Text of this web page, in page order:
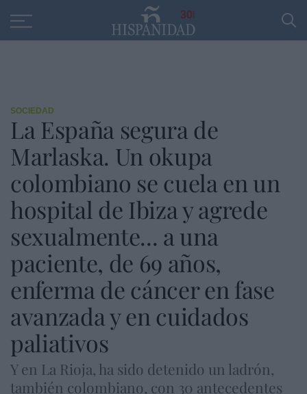
30
SOCIEDAD
La España segura de
Marlaska. Un okupa
colombiano se cuela en un
hospital de Ibiza y agrede
sexualmente... a una
paciente, de 69 años,
enferma de cáncer en fase
avanzada y en cuidados
paliativos
Y en La Rioja, ha sido detenido un ladrón,
también colombiano, con 30 antecedentes